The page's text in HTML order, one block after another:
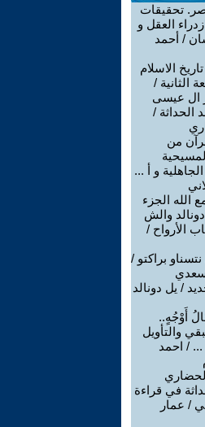
تحقيقات
العقل و
/ أحمد
الاسلام
الثانية /
ال عيسى
الحداثة /
من
و أ ...
الله الجزء
دونالد والش
الأرواح /
براكتو /
سعدي
/ يل دونالد
أَوْجُهٍ..
والتأويل
... / احمد
في قراءة
/ عمار